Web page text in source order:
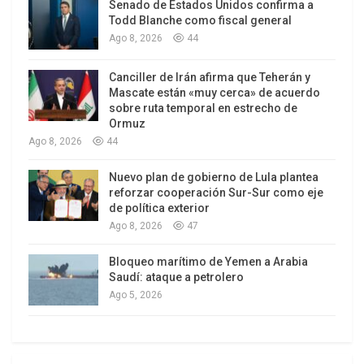
Pero una lectura más rigurosa obliga a mirar la
calidad del empleo. Una persona puede aparecer
tenga contrato, carezca de seguro, no aporte a
una pensión o reciba ingresos insuficientes para
cubrir una canasta básica familiar.
de no tener empleo, sino de trabajar y continuar
siendo pobre. El vendedor ambulante, el
mototaxista, el trabajador eventual, los jóvenes
que encadenan servicios por horas o el pequeño
agricultor familiar aparecen en la estadística
como ocupados. Sin embargo, en la vida real
Senado de Estados Unidos confirma a
Todd Blanche como fiscal general
Ago 8, 2026 44
Canciller de Irán afirma que Teherán y
Mascate están «muy cerca» de acuerdo
sobre ruta temporal en estrecho de
Ormuz
Ago 8, 2026 44
Nuevo plan de gobierno de Lula plantea
reforzar cooperación Sur-Sur como eje
de política exterior
Ago 8, 2026 47
Bloqueo marítimo de Yemen a Arabia
Saudí: ataque a petrolero
Ago 5, 2026